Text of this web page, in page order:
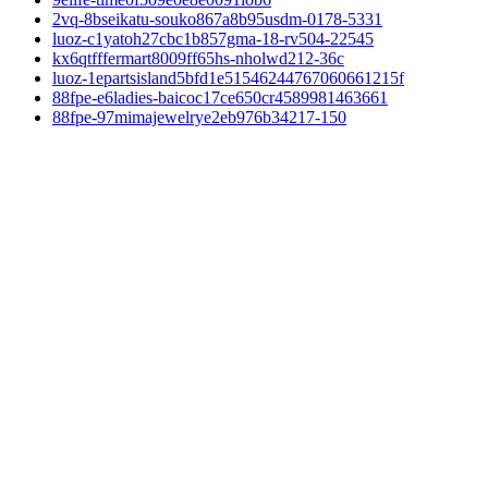
2vq-8bseikatu-souko867a8b95usdm-0178-5331
luoz-c1yatoh27cbc1b857gma-18-rv504-22545
kx6qtfffermart8009ff65hs-nholwd212-36c
luoz-1epartsisland5bfd1e51546244767060661215f
88fpe-e6ladies-baicoc17ce650cr4589981463661
88fpe-97mimajewelrye2eb976b34217-150